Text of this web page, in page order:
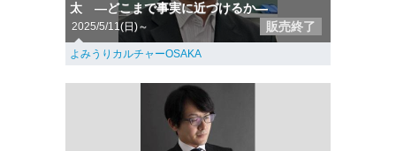
太 ―どこまで事実に近づけるか―
2025/5/11(日)～ 販売終了
よみうりカルチャーOSAKA